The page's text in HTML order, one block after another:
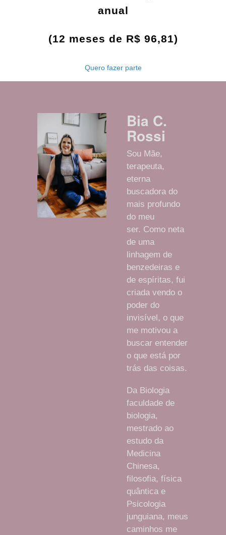
anual
(12 meses de R$ 96,81)
Quero fazer parte
Bia C.
Rossi
Sou Mãe,
terapeuta,
eterna
buscadora do
mais profundo
do meu
ser. Como neta
de uma
linhagem de
benzedeiras e
de espíritas, fui
criada vendo o
poder do
invisível, o que
me motivou a
buscar entender
o que está por
trás das coisas.
Da Biologia
faculdade de
biologia,
mestrado ao
estudo da
Medicina
Chinesa,
filosofia, física
quântica e
Psicologia
junguiana, meus
caminhos me